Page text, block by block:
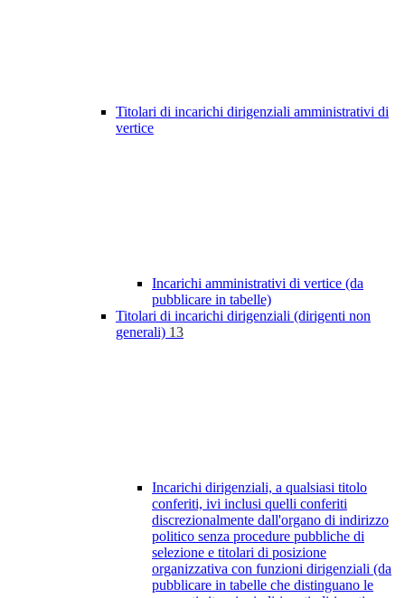
Titolari di incarichi dirigenziali amministrativi di
vertice
Incarichi amministrativi di vertice (da
pubblicare in tabelle)
Titolari di incarichi dirigenziali (dirigenti non
generali) 13
Incarichi dirigenziali, a qualsiasi titolo
conferiti, ivi inclusi quelli conferiti
discrezionalmente dall'organo di indirizzo
politico senza procedure pubbliche di
selezione e titolari di posizione
organizzativa con funzioni dirigenziali (da
pubblicare in tabelle che distinguano le